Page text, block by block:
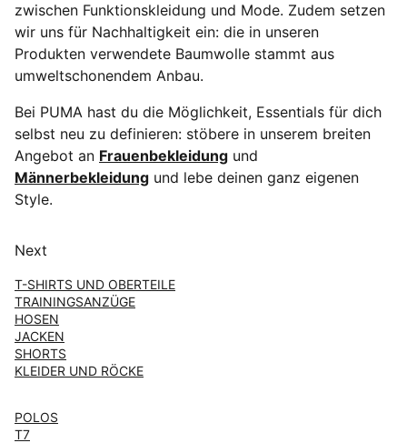
zwischen Funktionskleidung und Mode. Zudem setzen
wir uns für Nachhaltigkeit ein: die in unseren
Produkten verwendete Baumwolle stammt aus
umweltschonendem Anbau.
Bei PUMA hast du die Möglichkeit, Essentials für dich
selbst neu zu definieren: stöbere in unserem breiten
Angebot an Frauenbekleidung und
Männerbekleidung und lebe deinen ganz eigenen
Style.
Next
T-SHIRTS UND OBERTEILE
TRAININGSANZÜGE
HOSEN
JACKEN
SHORTS
KLEIDER UND RÖCKE
POLOS
T7